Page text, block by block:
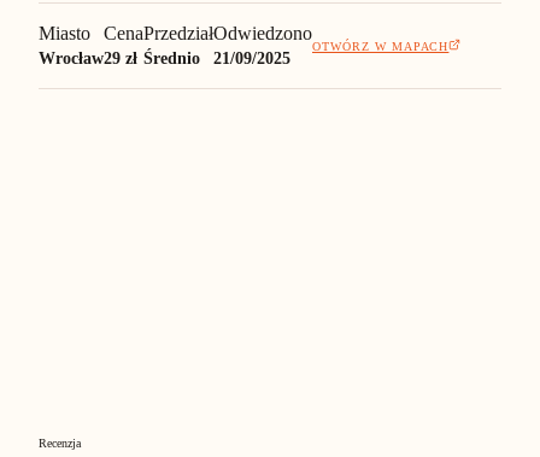
Miasto
Wrocław
Cena
29 zł
Przedział
Średnio
Odwiedzono
21/09/2025
OTWÓRZ W MAPACH
Recenzja